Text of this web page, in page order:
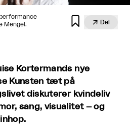
Mengel.   Del
Kortermands nye
Kunsten tæt på
diskuterer kvindeliv
sang, visualitet – og